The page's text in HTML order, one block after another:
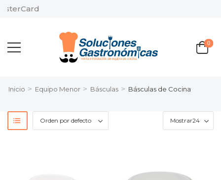
0
Inicio > Equipo Menor > Básculas > Básculas de Cocina